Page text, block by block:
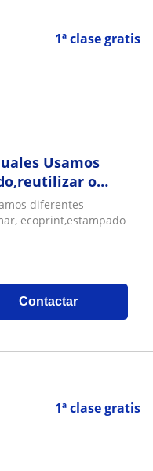
1ª clase gratis
Usamos
o
botanica.etc
diferentes
ecoprint,estampado
Contactar
1ª clase gratis